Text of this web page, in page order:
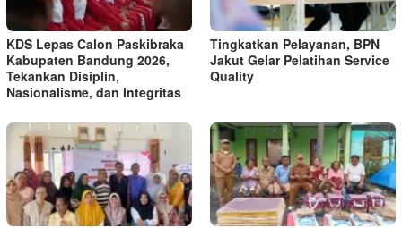
KDS Lepas Calon Paskibraka
Kabupaten Bandung 2026,
Tekankan Disiplin,
Nasionalisme, dan Integritas
Tingkatkan Pelayanan, BPN
Jakut Gelar Pelatihan Service
Quality